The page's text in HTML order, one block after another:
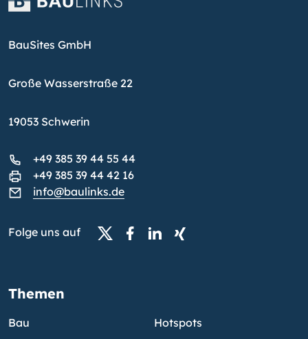
BauSites GmbH
Große Wasserstraße 22
19053 Schwerin
+49 385 39 44 55 44
+49 385 39 44 42 16
info@baulinks.de
Folge uns auf
Themen
Bau
Hotspots